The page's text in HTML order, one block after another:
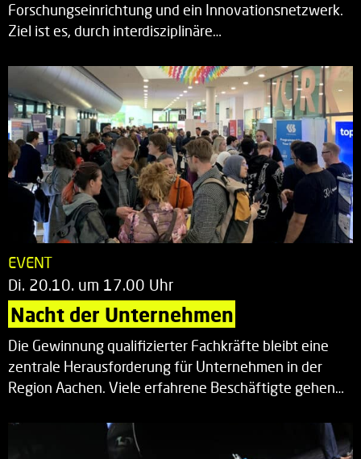
Forschungseinrichtung und ein Innovationsnetzwerk.
Ziel ist es, durch interdisziplinäre…
EVENT
Di. 20.10. um 17.00 Uhr
Nacht der Unternehmen
Die Gewinnung qualifizierter Fachkräfte bleibt eine
zentrale Herausforderung für Unternehmen in der
Region Aachen. Viele erfahrene Beschäftigte gehen…